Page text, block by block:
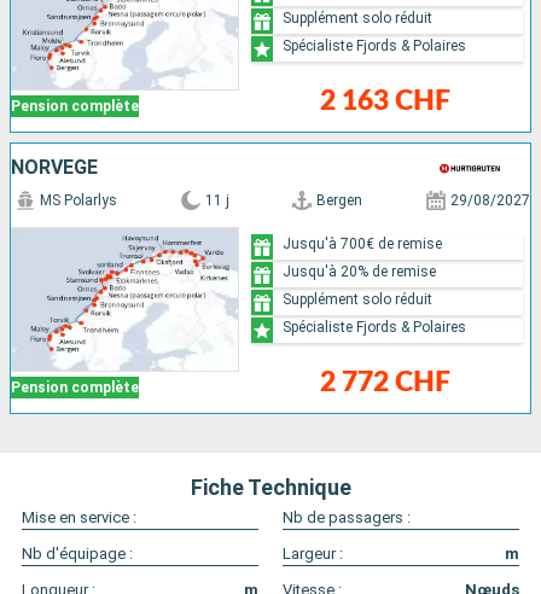
Pension complète 2 163 CHF
Supplément solo réduit
Spécialiste Fjords & Polaires
NORVÈGE
Pension complète
MS Polarlys 11 j Bergen 29/08/2027
2 772 CHF
Jusqu'à 700€ de remise
Jusqu'à 20% de remise
Supplément solo réduit
Spécialiste Fjords & Polaires
Fiche Technique
Mise en service :
Nb de passagers :
Nb d'équipage :
Largeur :
m
Longueur :
m Vitesse : Nœuds